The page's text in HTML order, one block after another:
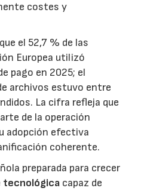
costes y
el 52,7 % de las
Europea utilizó
pago en 2025; el
archivos estuvo entre
La cifra refleja que
de la operación
adopción efectiva
coherente.
preparada para crecer
tecnológica capaz de